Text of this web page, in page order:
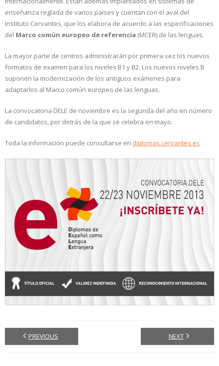
enseñanza reglada de varios países y cuentan con el aval del
Instituto Cervantes, que los elabora de acuerdo a las especificaciones
del Marco común europeo de referencia (MCER) de las lenguas.
La mayor parte de centros administrarán por primera vez los nuevos
formatos de examen para los niveles B1 y B2. Los nuevos niveles B
suponen la modernización de los antiguos exámenes para
adaptarlos al Marco común europeo de las lenguas.
La convocatoria DELE de noviembre es la segunda del año en número
de candidatos, por detrás de la que se celebra en mayo.
Toda la información puede consultarse en diplomas.cervantes.es
PREVIOUS NEXT